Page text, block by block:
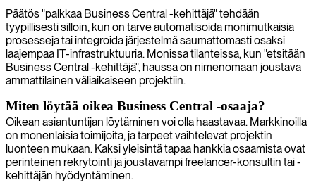
Päätös "palkkaa Business Central -kehittäjä" tehdään
tyypillisesti silloin, kun on tarve automatisoida monimutkaisia
prosesseja tai integroida järjestelmä saumattomasti osaksi
laajempaa IT-infrastruktuuria. Monissa tilanteissa, kun "etsitään
Business Central -kehittäjä", haussa on nimenomaan joustava
ammattilainen väliaikaiseen projektiin.
Miten löytää oikea Business Central -osaaja?
Oikean asiantuntijan löytäminen voi olla haastavaa. Markkinoilla
on monenlaisia toimijoita, ja tarpeet vaihtelevat projektin
luonteen mukaan. Kaksi yleisintä tapaa hankkia osaamista ovat
perinteinen rekrytointi ja joustavampi freelancer-konsultin tai -
kehittäjän hyödyntäminen.